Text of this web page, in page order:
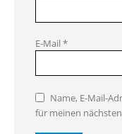
E-Mail *
Name, E-Mail-
für meinen